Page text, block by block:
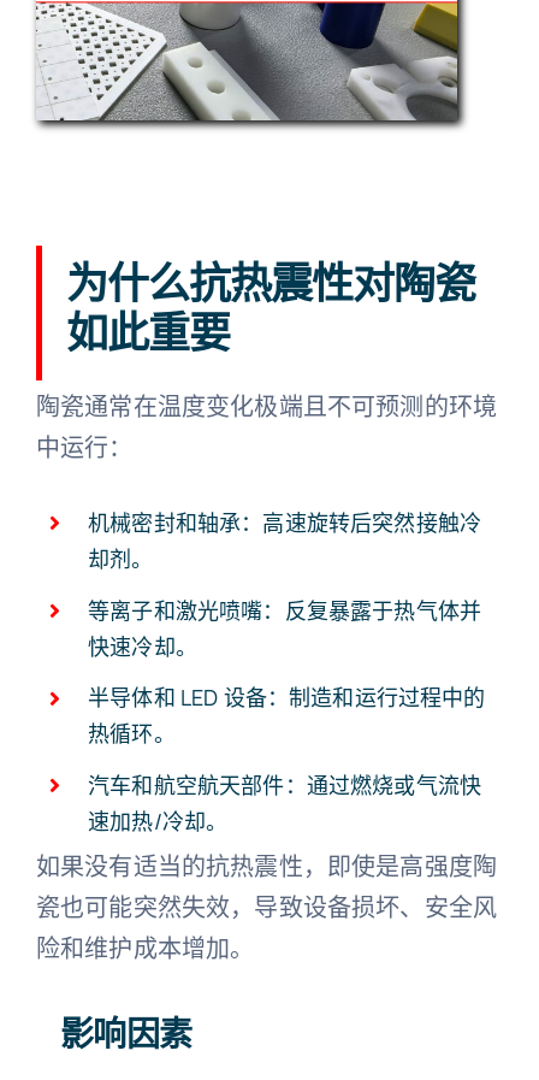
为什么抗热震性对陶瓷
如此重要
陶瓷通常在温度变化极端且不可预测的环境
中运行：
机械密封和轴承：高速旋转后突然接触冷
却剂。
等离子和激光喷嘴：反复暴露于热气体并
快速冷却。
半导体和 LED 设备：制造和运行过程中的
热循环。
汽车和航空航天部件：通过燃烧或气流快
速加热/冷却。
如果没有适当的抗热震性，即使是高强度陶
瓷也可能突然失效，导致设备损坏、安全风
险和维护成本增加。
影响因素